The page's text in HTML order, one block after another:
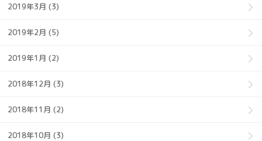
2019年3月 (3)
2019年2月 (5)
2019年1月 (2)
2018年12月 (3)
2018年11月 (2)
2018年10月 (3)